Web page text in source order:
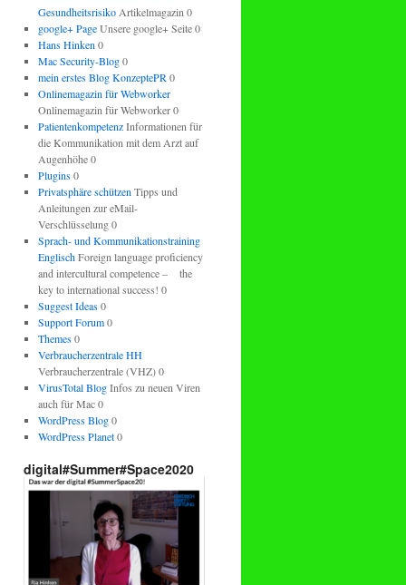
GesundheitsrisikoArtikelmagazin 0
google+ PageUnsere google+ Seite 0
Hans Hinken 0
Mac Security-Blog0
mein erstes Blog KonzeptePR 0
Onlinemagazin für Webworker
Onlinemagazin für Webworker 0
PatientenkompetenzInformationen für
die Kommunikation mit dem Arzt auf
Augenhöhe 0
Plugins0
Privatsphäre schützen Tipps und
Anleitungen zur eMail-
Verschlüsselung 0
Sprach- und Kommunikationstraining
EnglischForeign language proficiency
and intercultural competence – the
key to international success! 0
Suggest Ideas0
Support Forum0
Themes0
Verbraucherzentrale HH
Verbraucherzentrale (VHZ) 0
VirusTotal BlogInfos zu neuen Viren
auch für Mac 0
WordPress Blog0
WordPress Planet0
digital#Summer#Space2020